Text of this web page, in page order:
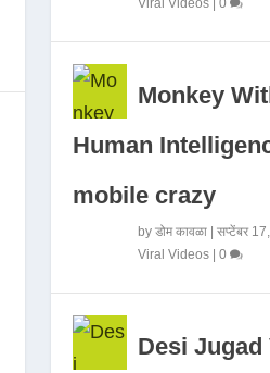
Monkey
Human
mobile crazy
by डोम कावळा| सप्टेंबर
Viral Videos| 0
Desi Jugad